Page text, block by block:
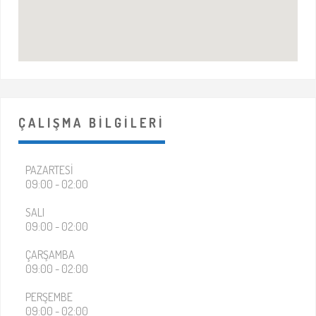
Oyun esnasında (şahsi) küfür,vurma ve darp
Oyuna rezervasyon saatiniz den 5 dakika önce
gelmeniz gerekmektedir.
İlginizi Çekebilecek Diğer Aktiviteler
Labirendist Korku Evi
ÇALIŞMA BİLGİLERİ
PAZARTESI
09:00 - 02:00
SALI
09:00 - 02:00
ÇARŞAMBA
09:00 - 02:00
PERŞEMBE
09:00 - 02:00